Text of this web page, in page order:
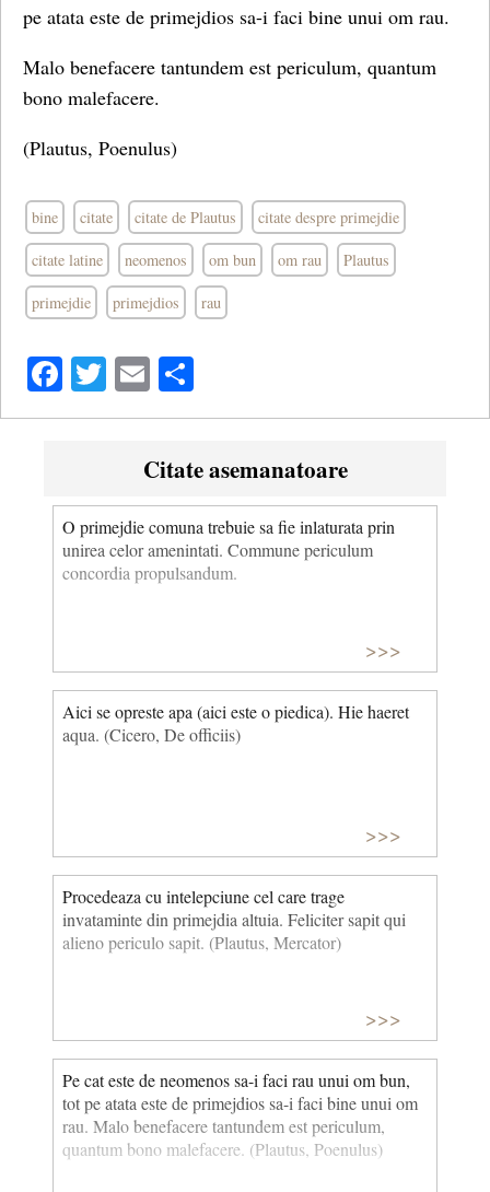
pe atata este de primejdios sa-i faci bine unui om rau.
Malo benefacere tantundem est periculum, quantum
bono malefacere.
(Plautus, Poenulus)
bine citate citate de Plautus citate despre primejdie
citate latine neomenos om bun om rau Plautus
primejdie primejdios rau
Facebook
Twitter
Email
Citate asemanatoare
O primejdie comuna trebuie sa fie inlaturata prin
unirea celor amenintati. Commune periculum
concordia propulsandum.
>>>
Aici se opreste apa (aici este o piedica). Hie haeret
aqua. (Cicero, De officiis)
>>>
Procedeaza cu intelepciune cel care trage
invataminte din primejdia altuia. Feliciter sapit qui
alieno periculo sapit. (Plautus, Mercator)
>>>
Pe cat este de neomenos sa-i faci rau unui om bun,
tot pe atata este de primejdios sa-i faci bine unui om
rau. Malo benefacere tantundem est periculum,
quantum bono malefacere. (Plautus, Poenulus)